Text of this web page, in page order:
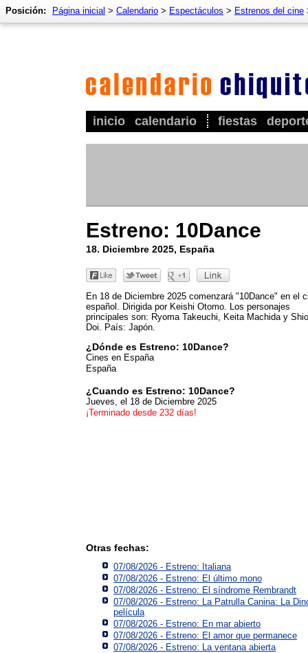
inicio calendario fiestas
Posición: Página inicial > Calendario > Espectáculos > Estrenos del cine
Estreno: 10Dance
18. Diciembre 2025, España
En 18 de Diciembre 2025 comenzará "10Dance" en el
español. Dirigida por Keishi Otomo. Los personajes
principales son: Ryoma Takeuchi, Keita Machida y
Doi. País: Japón.
¿Dónde es Estreno: 10Dance?
Cines en España
España
¿Cuando es Estreno: 10Dance?
Jueves, el 18 de Diciembre 2025
¡Terminado desde 232 días!
Otras fechas:
07/08/2026 - Estreno: Italiana
07/08/2026 - Estreno: El último mono
07/08/2026 - Estreno: El síndrome Rembrandt
07/08/2026 - Estreno: La Patrulla Canina: La
película
07/08/2026 - Estreno: En mar abierto
07/08/2026 - Estreno: El amor que permanece
07/08/2026 - Estreno: La ventana abierta